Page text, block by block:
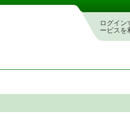
ログイン
ービスを